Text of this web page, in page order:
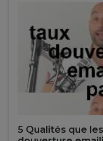
5 Qualités que